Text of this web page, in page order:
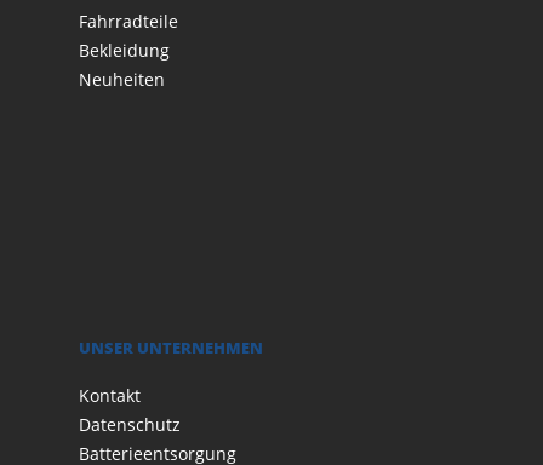
Fahrradteile
Bekleidung
Neuheiten
UNSER UNTERNEHMEN
Kontakt
Datenschutz
Batterieentsorgung